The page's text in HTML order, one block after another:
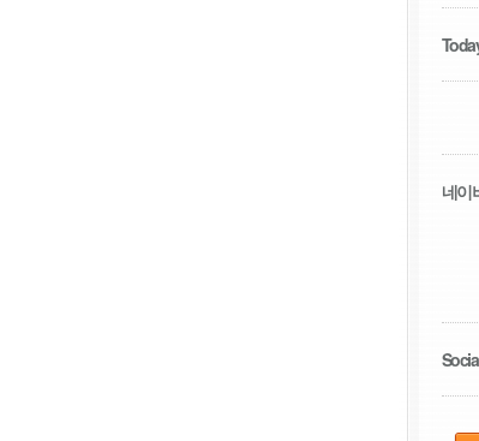
네이